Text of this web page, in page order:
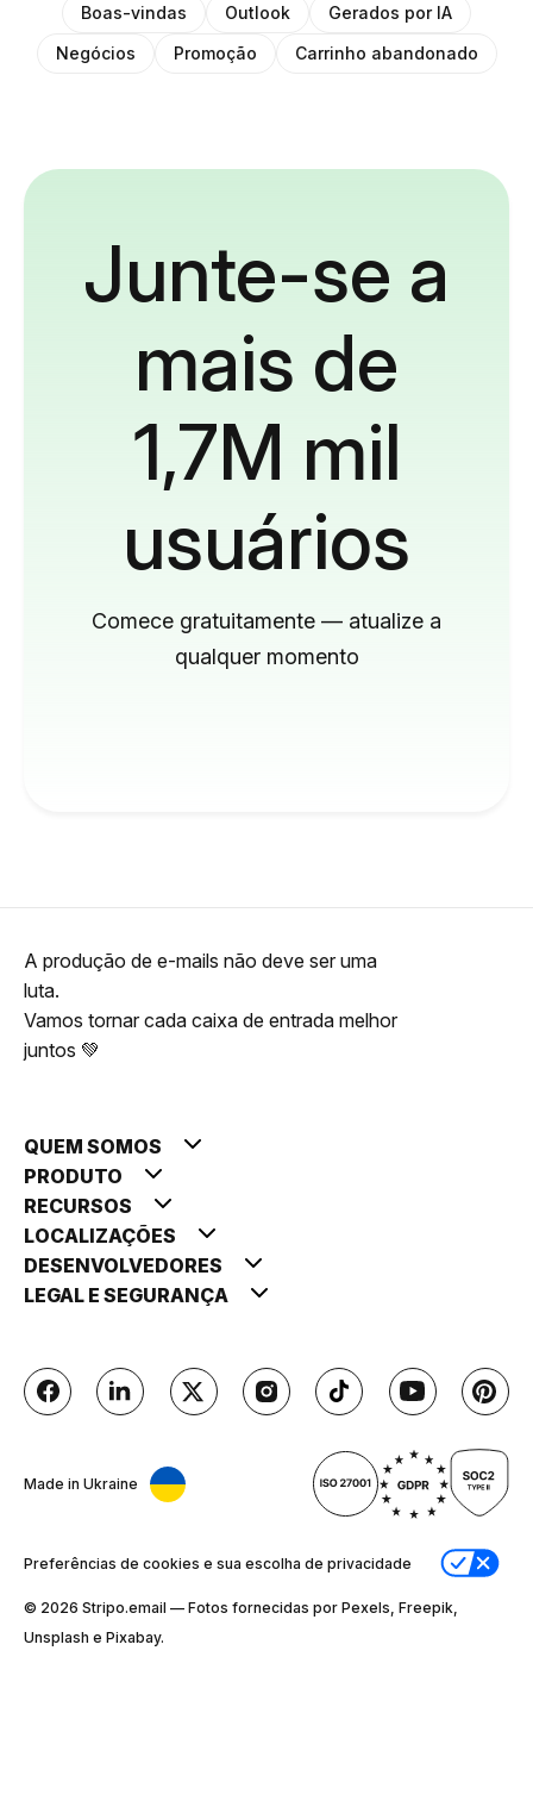
Boas-vindas
Outlook
Gerados por IA
Negócios
Promoção Carrinho abandonado
Junte-se a
mais de
1,7M mil
usuários
Comece gratuitamente — atualize a
qualquer momento
A produção de e-mails não deve ser uma
luta.
Vamos tornar cada caixa de entrada melhor
juntos 💚
QUEM SOMOS
PRODUTO
RECURSOS
LOCALIZAÇÕES
DESENVOLVEDORES
LEGAL E SEGURANÇA
Made in Ukraine
Preferências de cookies e sua escolha de privacidade
© 2026 Stripо.email — Fotos fornecidas por Pexels, Freepik,
Unsplash e Pixabay.